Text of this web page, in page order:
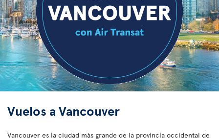
Vuelos a Vancouver
Vancouver es la ciudad más grande de la provincia occidental de